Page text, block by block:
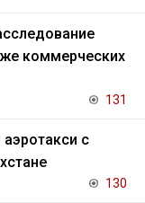
коммерческих
131
с
130